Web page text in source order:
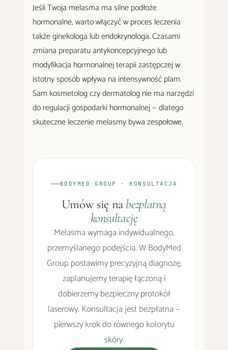
Jeśli Twoja melasma ma silne podłoże
hormonalne, warto włączyć w proces leczenia
także ginekologa lub endokrynologa. Czasami
zmiana preparatu antykoncepcyjnego lub
modyfikacja hormonalnej terapii zastępczej w
istotny sposób wpływa na intensywność plam.
Sam kosmetolog czy dermatolog nie ma narzędzi
do regulacji gospodarki hormonalnej — dlatego
skuteczne leczenie melasmy bywa zespołowe.
BODYMED GROUP · KONSULTACJA
Umów się na bezpłatną
konsultację
Melasma wymaga indywidualnego,
przemyślanego podejścia. W BodyMed
Group postawimy precyzyjną diagnozę,
zaplanujemy terapię łączoną i
dobierzemy bezpieczny protokół
laserowy. Konsultacja jest bezpłatna —
pierwszy krok do równego kolorytu
skóry.